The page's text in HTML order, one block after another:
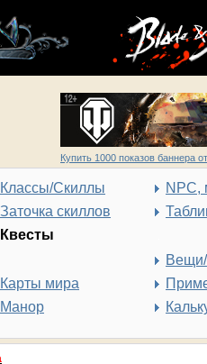
Купить 1000 показов баннера
Классы/Скиллы
Заточка скиллов
Квесты
Карты мира
Манор
NPC,